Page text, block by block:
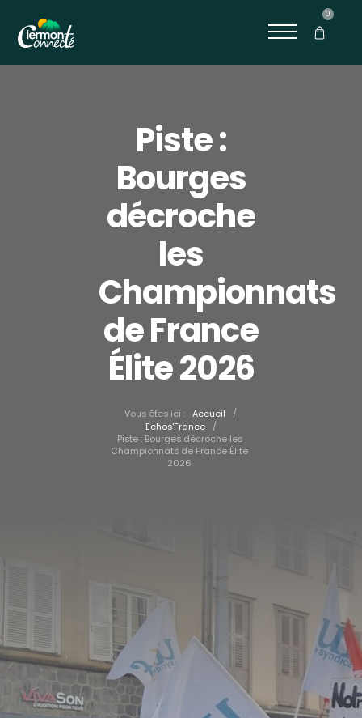
0
Piste :
Bourges
décroche
les
Championnats
de France
Élite 2026
Vous êtes ici : Accueil
/
Echos'France
/
Piste : Bourges décroche les
Championnats de France Élite
2026